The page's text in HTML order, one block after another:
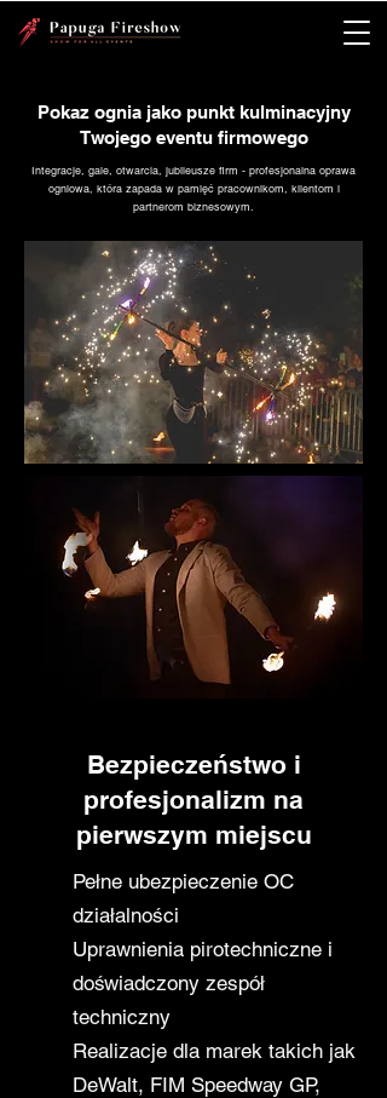
Pokaz ognia jako punkt kulminacyjny
Twojego eventu firmowego
Integracje, gale, otwarcia, jubileusze firm - profesjonalna oprawa
ogniowa, która zapada w pamięć pracownikom, klientom i
partnerom biznesowym.
Bezpieczeństwo i
profesjonalizm na
pierwszym miejscu
Pełne ubezpieczenie OC
działalności
Uprawnienia pirotechniczne i
doświadczony zespół
techniczny
Realizacje dla marek takich jak
DeWalt, FIM Speedway GP,